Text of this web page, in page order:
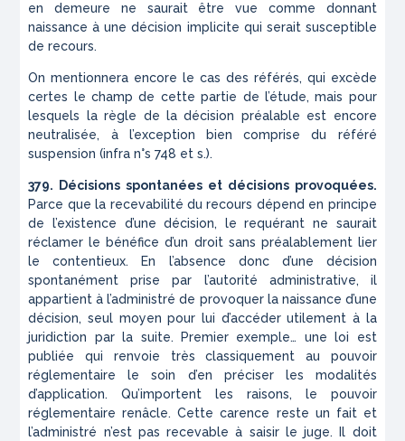
en demeure ne saurait être vue comme donnant
naissance à une décision implicite qui serait susceptible
de recours.
On mentionnera encore le cas des référés, qui excède
certes le champ de cette partie de l’étude, mais pour
lesquels la règle de la décision préalable est encore
neutralisée, à l’exception bien comprise du référé
suspension (infra n°s 748 et s.).
379. Décisions spontanées et décisions provoquées.
Parce que la recevabilité du recours dépend en principe
de l’existence d’une décision, le requérant ne saurait
réclamer le bénéfice d’un droit sans préalablement lier
le contentieux. En l’absence donc d’une décision
spontanément prise par l’autorité administrative, il
appartient à l’administré de provoquer la naissance d’une
décision, seul moyen pour lui d’accéder utilement à la
juridiction par la suite. Premier exemple… une loi est
publiée qui renvoie très classiquement au pouvoir
réglementaire le soin d’en préciser les modalités
d’application. Qu’importent les raisons, le pouvoir
réglementaire renâcle. Cette carence reste un fait et
l’administré n’est pas recevable à saisir le juge. Il doit